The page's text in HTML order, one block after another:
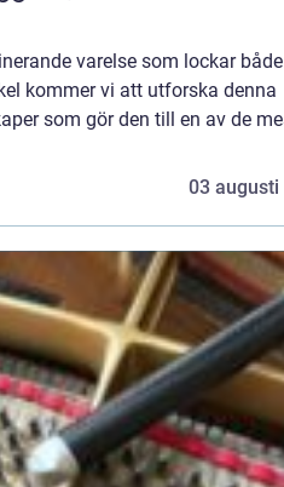
varelse som lockar
kommer vi att utforska denna
som gör den till en av de
03 augusti